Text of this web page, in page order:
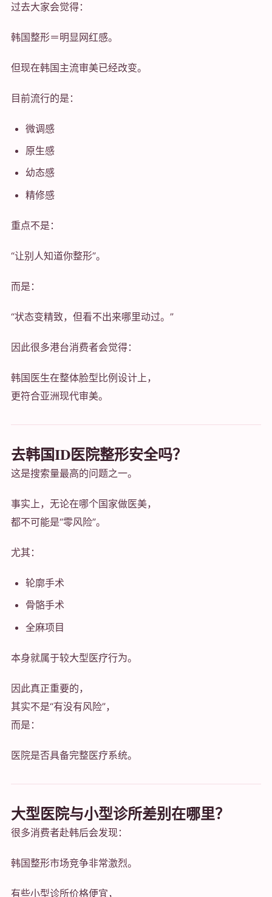
过去大家会觉得：
韩国整形＝明显网红感。
但现在韩国主流审美已经改变。
目前流行的是：
微调感
原生感
幼态感
精修感
重点不是：
“让别人知道你整形”。
而是：
“状态变精致，但看不出来哪里动过。”
因此很多港台消费者会觉得：
韩国医生在整体脸型比例设计上，
更符合亚洲现代审美。
去韩国ID医院整形安全吗？
这是搜索量最高的问题之一。
事实上，无论在哪个国家做医美，
都不可能是“零风险”。
尤其：
轮廓手术
骨骼手术
全麻项目
本身就属于较大型医疗行为。
因此真正重要的，
其实不是“有没有风险”，
而是：
医院是否具备完整医疗系统。
大型医院与小型诊所差别在哪里？
很多消费者赴韩后会发现：
韩国整形市场竞争非常激烈。
有些小型诊所价格便宜，